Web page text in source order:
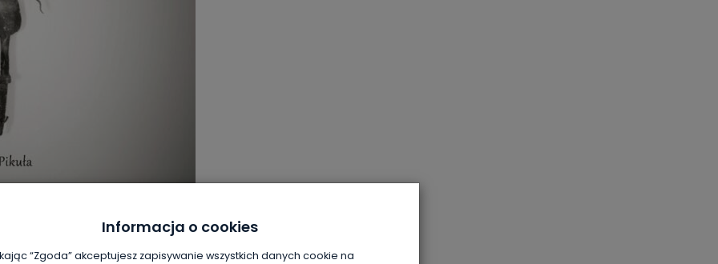
Informacja o cookies
“Zgoda” akceptujesz zapisywanie wszystkich danych cookie na